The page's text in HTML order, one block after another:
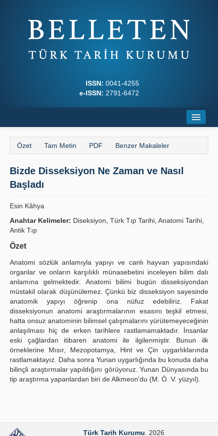
ISSN: 0041-4255
e-ISSN: 2791-6472
Hakkında
Dergi Kurulları
Yazım Kuralları
İlkeler
Yayın Politikaları
Kılavuzlar
İletişim
Özet Tam Metin PDF Benzer Makaleler
Bizde Disseksiyon Ne Zaman ve Nasıl
Başladı
Esin Kâhya
Anahtar Kelimeler: Diseksiyon, Türk Tıp Tarihi, Anatomi Tarihi,
Antik Tıp
Özet
Anatomi sözlük anlamıyla yapıyı ve canlı hayvan yapısındaki
organlar ve onların karşılıklı münasebetini inceleyen bilim dalı
anlamına gelmektedir. Anatomi bilimi bugün disseksiyondan
müstakil olarak düşünülemez. Çünkü biz disseksiyon sayesinde
anatomik yapıyı öğrenip ona nüfuz edebiliriz. Fakat
disseksiyonun anatomi araştırmalarının esasını teşkil etmesi,
hatta onsuz anatominin bilimsel çalışmalarını yürütemeyeceğinin
anlaşılması hiç de erken tarihlere rastlamamaktadır. İnsanlar
eski çağlardan itibaren anatomi ile ilgilenmiştir. Bunun ilk
örneklerine Mısır, Mezopotamya, Hint ve Çin uygarlıklarında
rastlamaktayız. Daha sonra Yunan uygarlığında bu konuda daha
bilinçli araştırmalar yapıldığını görüyoruz. Yunan Dünyasında bu
tip araştırma yapanlardan biri de Alkmeon'du (M. Ö. V. yüzyıl).
Türk Tarih Kurumu . 2026